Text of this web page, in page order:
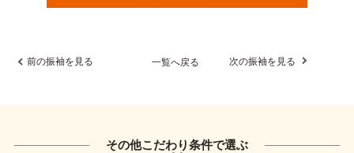
前の振袖を見る 一覧へ戻る 次の振袖を見る
その他こだわり条件で選ぶ